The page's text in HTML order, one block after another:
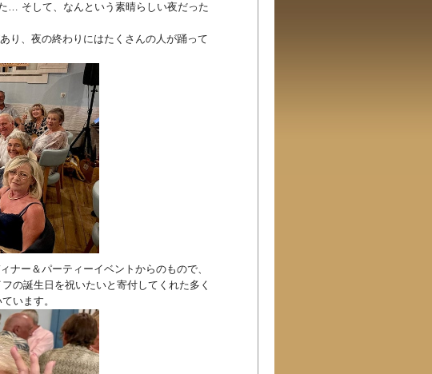
… そして、なんという素晴らしい夜だった
り、夜の終わりにはたくさんの人が踊って
ナー＆パーティーイベントからのもので、
の誕生日を祝いたいと寄付してくれた多く
います。